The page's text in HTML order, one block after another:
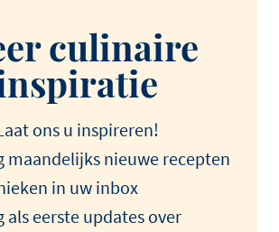
culinaire
ons u inspireren!
maandelijks nieuwe recepten
in uw inbox
als eerste updates over